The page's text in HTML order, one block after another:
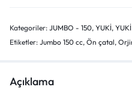
Kategoriler: JUMBO - 150, YUKİ,
Etiketler: Jumbo 150 cc, Ön çatal,
Açıklama